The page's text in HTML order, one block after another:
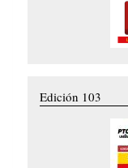
Edición 103